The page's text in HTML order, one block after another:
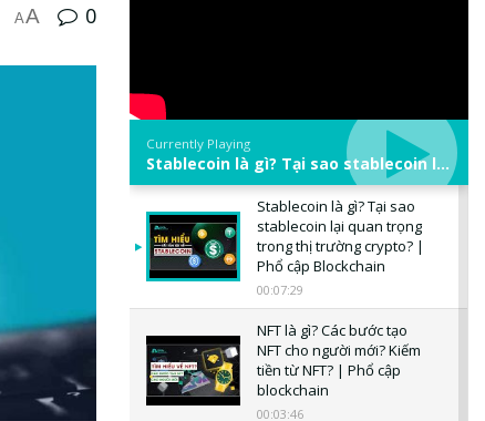
AA 0
Currently Playing
Stablecoin là gì? Tại sao stablecoin lại quan trọng trong thị trường crypto? | Phổ cập Blockchain
Stablecoin là gì? Tại sao
stablecoin lại quan trọng
trong thị trường crypto? |
Phổ cập Blockchain
00:07:29
NFT là gì? Các bước tạo
NFT cho người mới? Kiếm
tiền từ NFT? | Phổ cập
blockchain
00:03:46